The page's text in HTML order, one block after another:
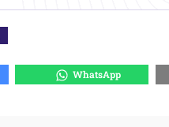
WhatsApp